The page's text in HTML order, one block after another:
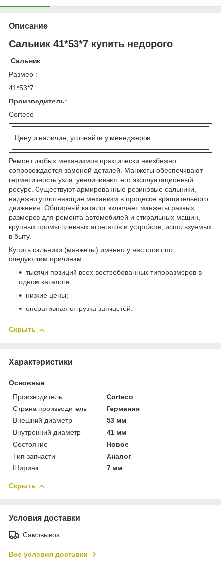
Описание
Сальник 41*53*7 купить недорого
Сальник
Размер :
41*53*7
Производитель:
Corteco
Цену и наличие, уточняйте у менеджеров
Ремонт любых механизмов практически неизбежно
сопровождается заменой деталей. Манжеты обеспечивают
герметичность узла, увеличивают его эксплуатационный
ресурс. Существуют армированные резиновые сальники,
надежно уплотняющие механизм в процессе вращательного
движения. Обширный каталог включает манжеты разных
размеров для ремонта автомобилей и стиральных машин,
крупных промышленных агрегатов и устройств, используемых
в быту.
Купить сальники (манжеты) именно у нас стоит по
следующим причинам:
тысячи позиций всех востребованных типоразмеров в
одном каталоге;
низкие цены;
оперативная отгрузка запчастей.
Скрыть
Характеристики
Основные
Производитель
Corteco
Страна производитель
Германия
Внешний диаметр
53 мм
Внутренний диаметр
41 мм
Состояние
Новое
Тип запчасти
Аналог
Ширина
7 мм
Скрыть
Условия доставки
Самовывоз
Все условия доставки